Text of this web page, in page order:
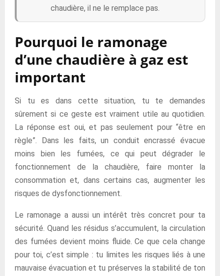
chaudière, il ne le remplace pas.
Pourquoi le ramonage
d’une chaudière à gaz est
important
Si tu es dans cette situation, tu te demandes
sûrement si ce geste est vraiment utile au quotidien.
La réponse est oui, et pas seulement pour “être en
règle”. Dans les faits, un conduit encrassé évacue
moins bien les fumées, ce qui peut dégrader le
fonctionnement de la chaudière, faire monter la
consommation et, dans certains cas, augmenter les
risques de dysfonctionnement.
Le ramonage a aussi un intérêt très concret pour ta
sécurité. Quand les résidus s’accumulent, la circulation
des fumées devient moins fluide. Ce que cela change
pour toi, c’est simple : tu limites les risques liés à une
mauvaise évacuation et tu préserves la stabilité de ton